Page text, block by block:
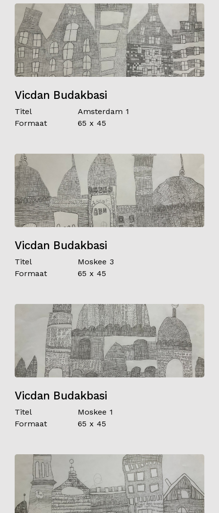
Over ons
Art Brut
Nieuws
ANBI
Fotoalbums
Partners
Contact
Vicdan Budakbasi
Titel
Amsterdam 1
Formaat
65 x 45
Vicdan Budakbasi
Titel
Moskee 3
Formaat
65 x 45
Vicdan Budakbasi
Titel
Moskee 1
Formaat
65 x 45